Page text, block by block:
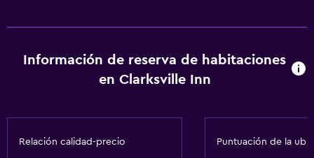
Baño
Aseo
Ducha
Información de reserva de habitaciones
en Clarksville Inn
Relación calidad-precio Puntuación de la